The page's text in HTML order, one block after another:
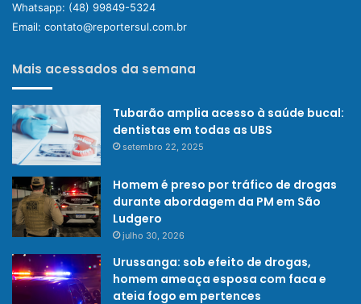
Whatsapp: (48) 99849-5324
Email: contato@reportersul.com.br
Mais acessados da semana
Tubarão amplia acesso à saúde bucal:
dentistas em todas as UBS
setembro 22, 2025
Homem é preso por tráfico de drogas
durante abordagem da PM em São
Ludgero
julho 30, 2026
Urussanga: sob efeito de drogas,
homem ameaça esposa com faca e
ateia fogo em pertences